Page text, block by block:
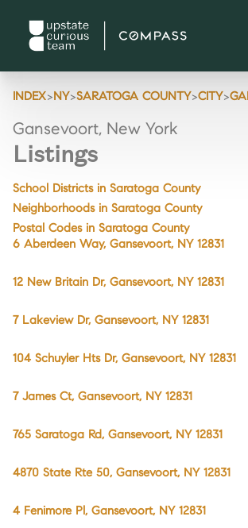
INDEX>NY>SARATOGA COUNTY>CITY>
Gansevoort, New York
Listings
School Districts in Saratoga County
Neighborhoods in Saratoga County
Postal Codes in Saratoga County
6 Aberdeen Way, Gansevoort, NY 12831
12 New Britain Dr, Gansevoort, NY 12831
7 Lakeview Dr, Gansevoort, NY 12831
104 Schuyler Hts Dr, Gansevoort, NY 12831
7 James Ct, Gansevoort, NY 12831
765 Saratoga Rd, Gansevoort, NY 12831
4870 State Rte 50, Gansevoort, NY 12831
4 Fenimore Pl, Gansevoort, NY 12831